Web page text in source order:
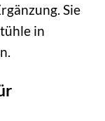
Sie
in